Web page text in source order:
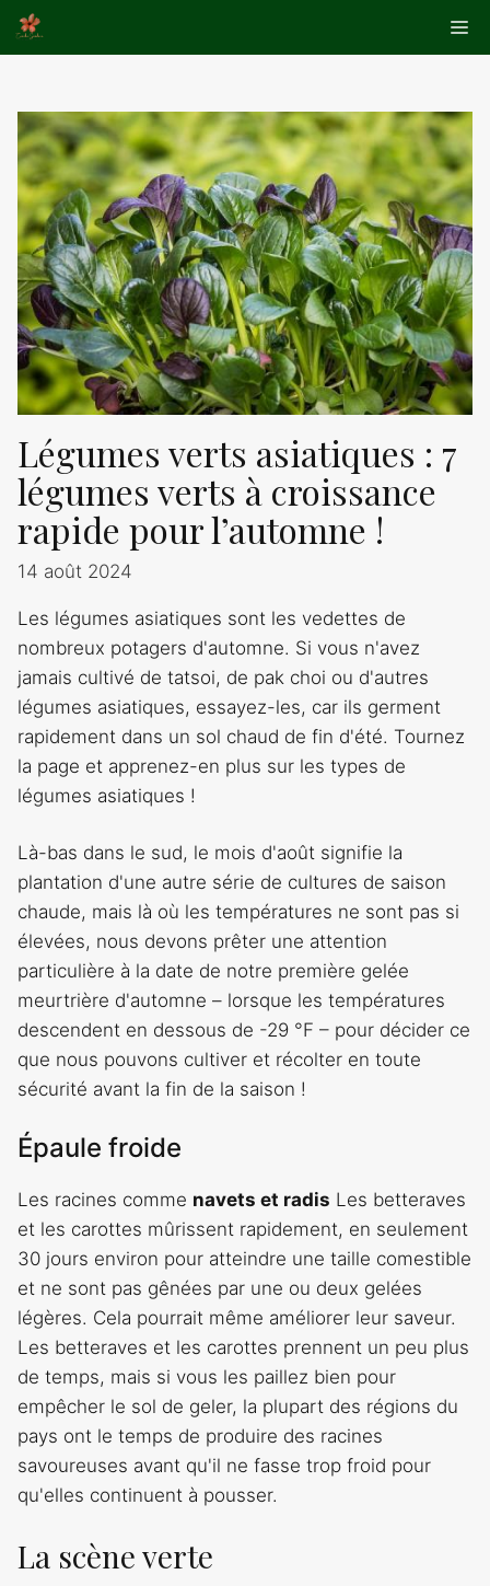
Aller
au
Légumes verts asiatiques : 7
légumes verts à croissance
rapide pour l’automne !
14 août 2024
Les légumes asiatiques sont les vedettes de
nombreux potagers d'automne. Si vous n'avez
jamais cultivé de tatsoi, de pak choi ou d'autres
légumes asiatiques, essayez-les, car ils germent
rapidement dans un sol chaud de fin d'été. Tournez
la page et apprenez-en plus sur les types de
légumes asiatiques !
Là-bas dans le sud, le mois d'août signifie la
plantation d'une autre série de cultures de saison
chaude, mais là où les températures ne sont pas si
élevées, nous devons prêter une attention
particulière à la date de notre première gelée
meurtrière d'automne – lorsque les températures
descendent en dessous de -29 °F – pour décider ce
que nous pouvons cultiver et récolter en toute
sécurité avant la fin de la saison !
Épaule froide
Les racines comme navets et radis Les betteraves
et les carottes mûrissent rapidement, en seulement
30 jours environ pour atteindre une taille comestible
et ne sont pas gênées par une ou deux gelées
légères. Cela pourrait même améliorer leur saveur.
Les betteraves et les carottes prennent un peu plus
de temps, mais si vous les paillez bien pour
empêcher le sol de geler, la plupart des régions du
pays ont le temps de produire des racines
savoureuses avant qu'il ne fasse trop froid pour
qu'elles continuent à pousser.
La scène verte